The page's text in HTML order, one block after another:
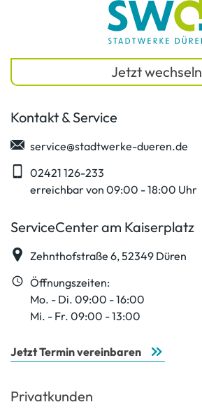
Jetzt wechseln
Kontakt & Service
service@stadtwerke-dueren.de
02421 126-233
erreichbar von 09:00 - 18:00 Uhr
ServiceCenter am Kaiserplatz
Zehnthofstraße 6, 52349 Düren
Öffnungszeiten:
Mo. - Di. 09:00 - 16:00
Mi. - Fr. 09:00 - 13:00
Jetzt Termin vereinbaren
Privatkunden